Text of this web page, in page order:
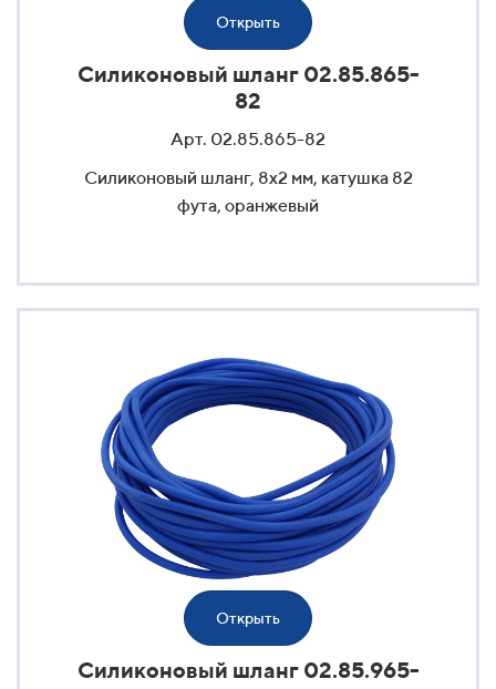
Открыть
Силиконовый шланг 02.85.865-
82
Арт. 02.85.865-82
Силиконовый шланг, 8x2 мм, катушка 82
фута, оранжевый
Открыть
Силиконовый шланг 02.85.965-